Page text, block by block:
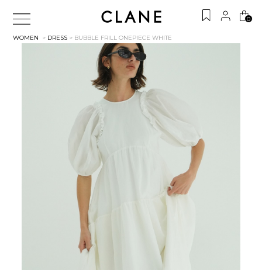
0
WOMEN > DRESS > BUBBLE FRILL ONEPIECEWHITE